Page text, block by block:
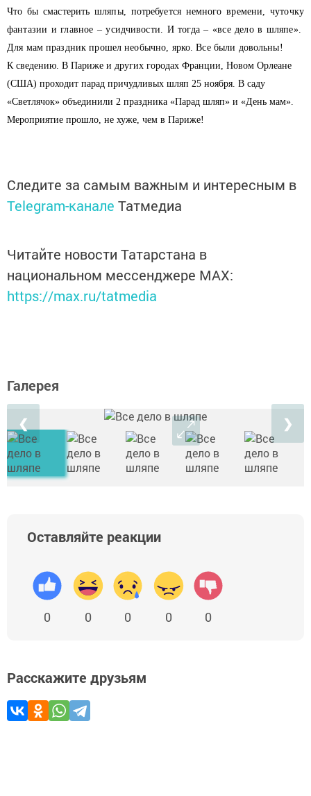
Что бы смастерить шляпы, потребуется немного времени, чуточку
фантазии и главное – усидчивости. И тогда – «все дело в шляпе».
Для мам праздник прошел необычно, ярко. Все были довольны!
К сведению. В Париже и других городах Франции, Новом Орлеане
(США) проходит парад причудливых шляп 25 ноября. В саду
«Светлячок» объединили 2 праздника «Парад шляп» и «День мам».
Мероприятие прошло, не хуже, чем в Париже!
Следите за самым важным и интересным в
Telegram-канале Татмедиа
Читайте новости Татарстана в
национальном мессенджере MАХ:
https://max.ru/tatmedia
Галерея
❮ ❯
Оставляйте реакции
0 0 0 0 0
Расскажите друзьям